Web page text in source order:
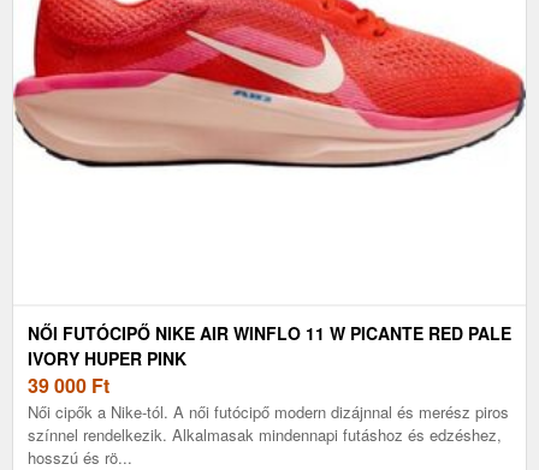
NŐI FUTÓCIPŐ NIKE AIR WINFLO 11 W PICANTE RED PALE
IVORY HUPER PINK
39 000 Ft
Női cipők a Nike-tól. A női futócipő modern dizájnnal és merész piros
színnel rendelkezik. Alkalmasak mindennapi futáshoz és edzéshez,
hosszú és rö...